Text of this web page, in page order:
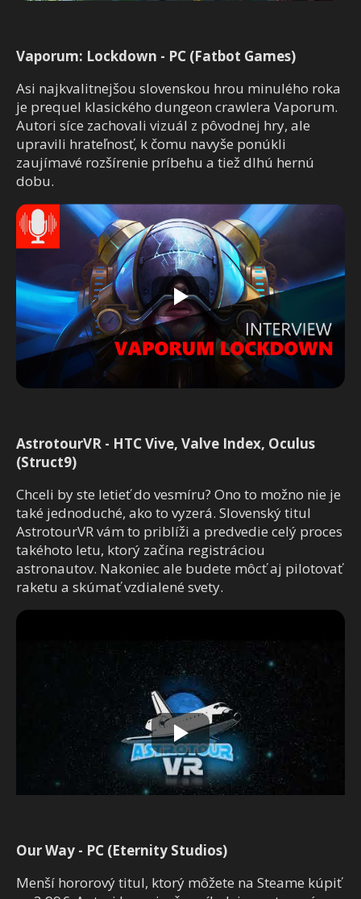
Vaporum: Lockdown - PC (Fatbot Games)
Asi najkvalitnejšou slovenskou hrou minulého roka
je prequel klasického dungeon crawlera Vaporum.
Autori síce zachovali vizuál z pôvodnej hry, ale
upravili hrateľnosť, k čomu navyše ponúkli
zaujímavé rozšírenie príbehu a tiež dlhú hernú
dobu.
AstrotourVR - HTC Vive, Valve Index, Oculus
(Struct9)
Chceli by ste letieť do vesmíru? Ono to možno nie je
také jednoduché, ako to vyzerá. Slovenský titul
AstrotourVR vám to priblíži a predvedie celý proces
takéhoto letu, ktorý začína registráciou
astronautov. Nakoniec ale budete môcť aj pilotovať
raketu a skúmať vzdialené svety.
Our Way - PC (Eternity Studios)
Menší hororový titul, ktorý môžete na Steame kúpiť